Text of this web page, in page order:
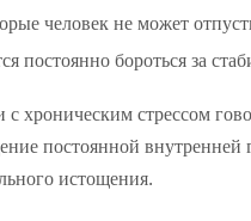
человек не может
постоянно бороться за
хроническим стрессом
постоянной внутренней
истощения.